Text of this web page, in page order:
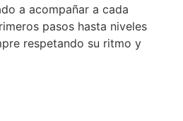
a acompañar a cada
pasos hasta niveles
respetando su ritmo y